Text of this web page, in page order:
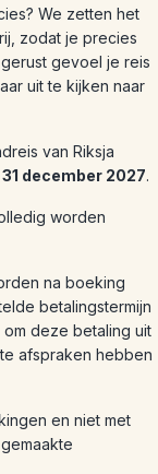
We zetten het
zodat je precies
gevoel je reis
uit te kijken naar
van Riksja
december 2027.
worden
na boeking
betalingstermijn
deze betaling uit
afspraken hebben
en niet met